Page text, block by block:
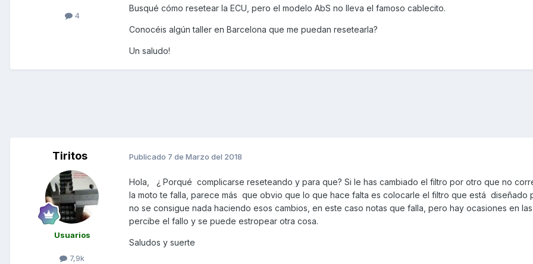
4
Busqué cómo resetear la ECU, pero el modelo AbS no lleva el famoso cablecito.
Conocéis algún taller en Barcelona que me puedan resetearla?
Un saludo!
Tiritos
Usuarios
7,9k
Publicado 7 de Marzo del 2018
Hola, ¿ Porqué complicarse reseteando y para que? Si le has cambiado el filtro por otro que no
la moto te falla, parece más que obvio que lo que hace falta es colocarle el filtro que está diseñado
no se consigue nada haciendo esos cambios, en este caso notas que falla, pero hay ocasiones en
percibe el fallo y se puede estropear otra cosa.
Saludos y suerte